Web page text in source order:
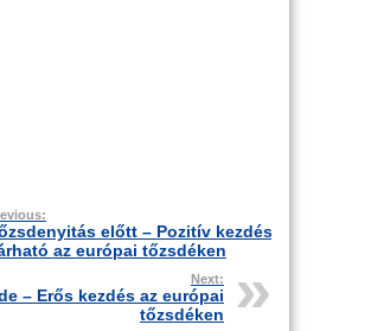
előtt – Pozitív kezdés
az európai tőzsdéken
Next:
– Erős kezdés az európai
tőzsdéken